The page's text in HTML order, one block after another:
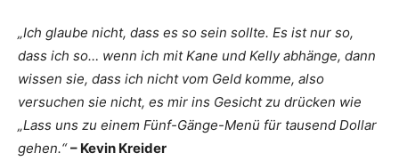
„Ich glaube nicht, dass es so sein sollte. Es ist nur so,
dass ich so… wenn ich mit Kane und Kelly abhänge, dann
wissen sie, dass ich nicht vom Geld komme, also
versuchen sie nicht, es mir ins Gesicht zu drücken wie
„Lass uns zu einem Fünf-Gänge-Menü für tausend Dollar
gehen.“ – Kevin Kreider